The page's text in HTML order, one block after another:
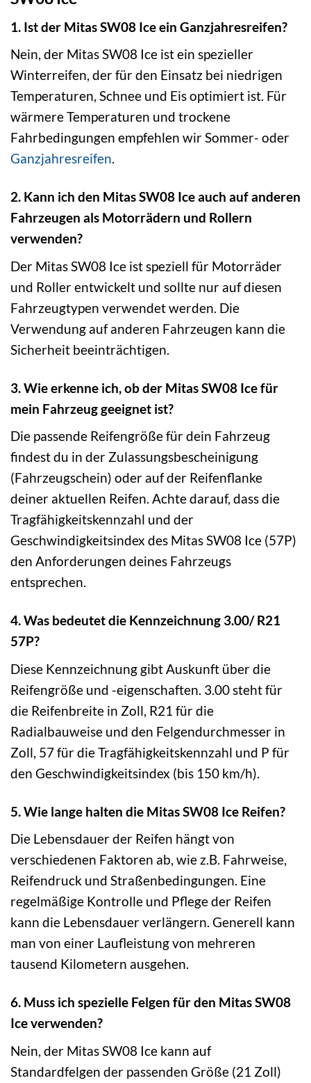
1. Ist der Mitas SW08 Ice ein Ganzjahresreifen?
Nein, der Mitas SW08 Ice ist ein spezieller
Winterreifen, der für den Einsatz bei niedrigen
Temperaturen, Schnee und Eis optimiert ist. Für
wärmere Temperaturen und trockene
Fahrbedingungen empfehlen wir Sommer- oder
Ganzjahresreifen.
2. Kann ich den Mitas SW08 Ice auch auf anderen
Fahrzeugen als Motorrädern und Rollern
verwenden?
Der Mitas SW08 Ice ist speziell für Motorräder
und Roller entwickelt und sollte nur auf diesen
Fahrzeugtypen verwendet werden. Die
Verwendung auf anderen Fahrzeugen kann die
Sicherheit beeinträchtigen.
3. Wie erkenne ich, ob der Mitas SW08 Ice für
mein Fahrzeug geeignet ist?
Die passende Reifengröße für dein Fahrzeug
findest du in der Zulassungsbescheinigung
(Fahrzeugschein) oder auf der Reifenflanke
deiner aktuellen Reifen. Achte darauf, dass die
Tragfähigkeitskennzahl und der
Geschwindigkeitsindex des Mitas SW08 Ice (57P)
den Anforderungen deines Fahrzeugs
entsprechen.
4. Was bedeutet die Kennzeichnung 3.00/ R21
57P?
Diese Kennzeichnung gibt Auskunft über die
Reifengröße und -eigenschaften. 3.00 steht für
die Reifenbreite in Zoll, R21 für die
Radialbauweise und den Felgendurchmesser in
Zoll, 57 für die Tragfähigkeitskennzahl und P für
den Geschwindigkeitsindex (bis 150 km/h).
5. Wie lange halten die Mitas SW08 Ice Reifen?
Die Lebensdauer der Reifen hängt von
verschiedenen Faktoren ab, wie z.B. Fahrweise,
Reifendruck und Straßenbedingungen. Eine
regelmäßige Kontrolle und Pflege der Reifen
kann die Lebensdauer verlängern. Generell kann
man von einer Laufleistung von mehreren
tausend Kilometern ausgehen.
6. Muss ich spezielle Felgen für den Mitas SW08
Ice verwenden?
Nein, der Mitas SW08 Ice kann auf
Standardfelgen der passenden Größe (21 Zoll)